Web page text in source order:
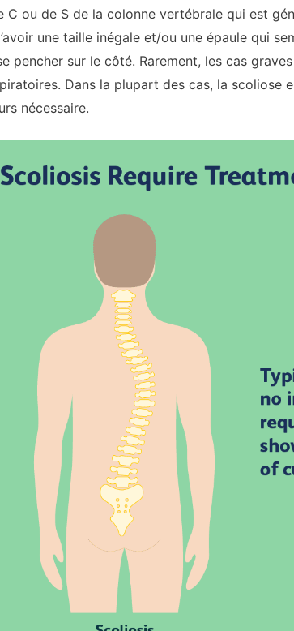
ou de S de la colonne vertébrale qui est
une taille inégale et/ou une épaule qui
pencher sur le côté. Rarement, les cas
Dans la plupart des cas, la scoliose
nécessaire.